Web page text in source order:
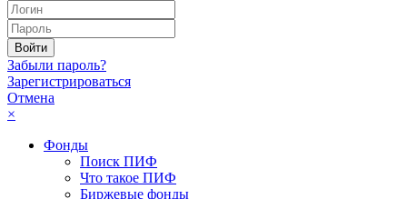
Забыли пароль?
Зарегистрироваться
Отмена
×
Фонды
Поиск ПИФ
Что такое ПИФ
Биржевые фонды